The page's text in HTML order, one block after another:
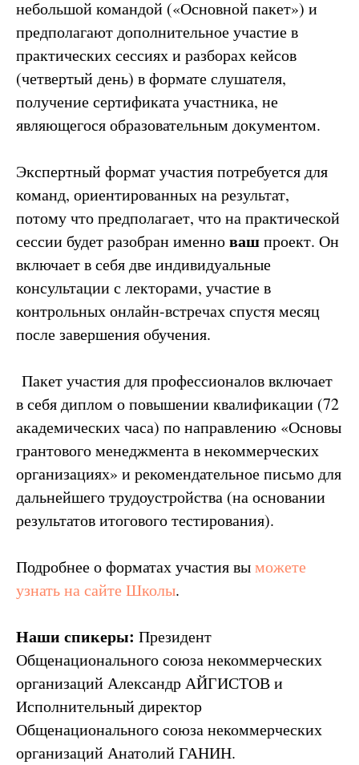
небольшой командой («Основной пакет») и
предполагают дополнительное участие в
практических сессиях и разборах кейсов
(четвертый день) в формате слушателя,
получение сертификата участника, не
являющегося образовательным документом.
Экспертный формат участия потребуется для
команд, ориентированных на результат,
потому что предполагает, что на практической
сессии будет разобран именновашпроект. Он
включает в себя две индивидуальные
консультации с лекторами, участие в
контрольных онлайн-встречах спустя месяц
после завершения обучения.
Пакет участия для профессионалов включает
в себя диплом о повышении квалификации (72
академических часа) по направлению «Основы
грантового менеджмента в некоммерческих
организациях» и рекомендательное письмо для
дальнейшего трудоустройства (на основании
результатов итогового тестирования).
Подробнее о форматах участия выможете
узнать на сайте Школы.
Наши спикеры: Президент
Общенационального союза некоммерческих
организаций Александр АЙГИСТОВ и
Исполнительный директор
Общенационального союза некоммерческих
организаций Анатолий ГАНИН.